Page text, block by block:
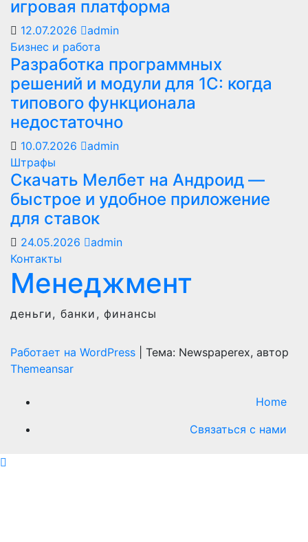
игровая платформа
12.07.2026
admin
Бизнес и работа
Разработка программных
решений и модули для 1С: когда
типового функционала
недостаточно
10.07.2026
admin
Штрафы
Скачать Мелбет на Андроид —
быстрое и удобное приложение
для ставок
24.05.2026
admin
Контакты
Менеджмент
деньги, банки, финансы
Работает на WordPress
Тема: Newspaperex, автор
Themeansar
Home
Связаться с нами